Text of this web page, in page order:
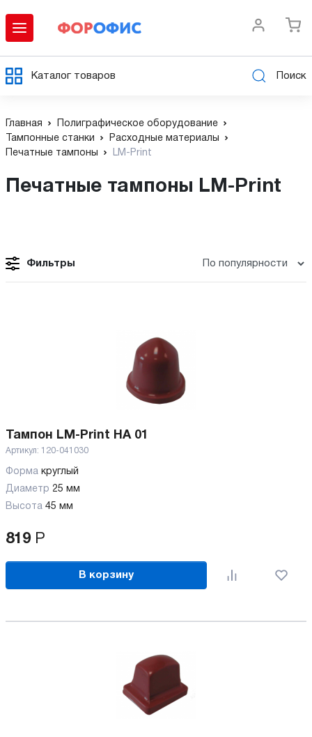
Каталог товаров Поиск
Главная
Полиграфическое оборудование
Тампонные станки
Расходные материалы
Печатные тампоны
LM-Print
Печатные тампоны LM-Print
Фильтры
Тампон LM-Print HA 01
Артикул: 120-041030
Форма круглый
Диаметр 25 мм
Высота 45 мм
819 Р
В корзину